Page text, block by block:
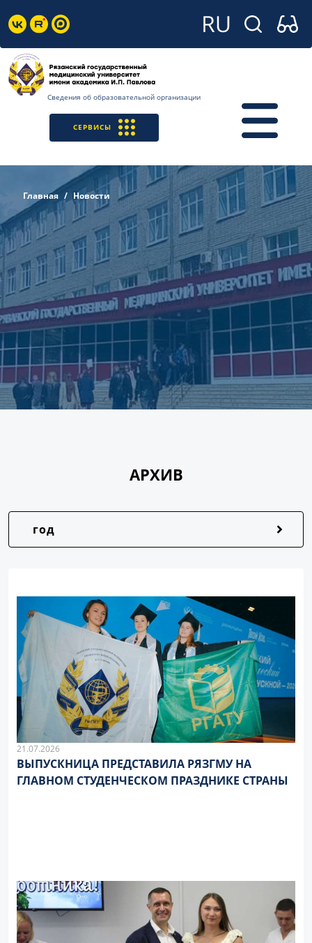
Сведения об образовательной организации
СЕРВИСЫ
Главная Новости
АРХИВ
год
21.07.2026
ВЫПУСКНИЦА ПРЕДСТАВИЛА РЯЗГМУ НА
ГЛАВНОМ СТУДЕНЧЕСКОМ ПРАЗДНИКЕ СТРАНЫ